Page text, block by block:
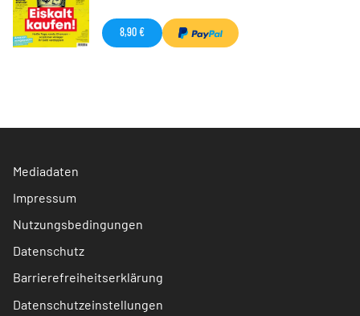
8,90 €
Mediadaten
Impressum
Nutzungsbedingungen
Datenschutz
Barrierefreiheitserklärung
Datenschutzeinstellungen